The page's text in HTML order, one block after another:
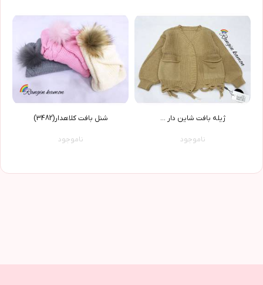
ژیله بافت شاین دار ...
ناموجود
شنل بافت کلاهدار(3482)
ناموجود